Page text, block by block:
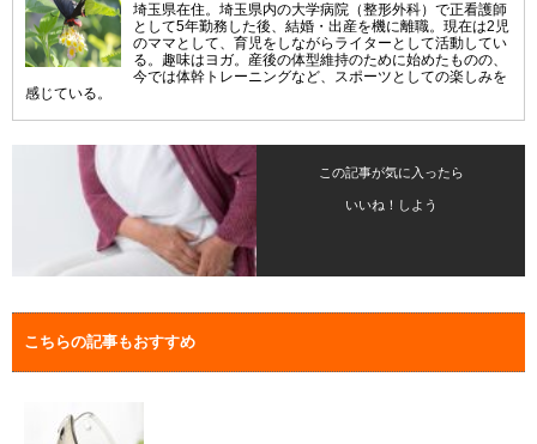
埼玉県在住。埼玉県内の大学病院（整形外科）で正看護師
として5年勤務した後、結婚・出産を機に離職。現在は2児
のママとして、育児をしながらライターとして活動してい
る。趣味はヨガ。産後の体型維持のために始めたものの、
今では体幹トレーニングなど、スポーツとしての楽しみを
感じている。
この記事が気に入ったら
いいね！しよう
こちらの記事もおすすめ